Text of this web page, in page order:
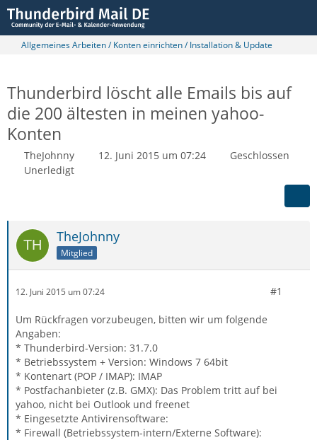
Allgemeines Arbeiten / Konten einrichten / Installation & Update
Thunderbird löscht alle Emails bis auf
die 200 ältesten in meinen yahoo-
Konten
TheJohnny 12. Juni 2015 um 07:24
Geschlossen
Unerledigt
TheJohnny
Mitglied
12. Juni 2015 um 07:24 #1
Um Rückfragen vorzubeugen, bitten wir um folgende
Angaben:
* Thunderbird-Version: 31.7.0
* Betriebssystem + Version: Windows 7 64bit
* Kontenart (POP / IMAP): IMAP
* Postfachanbieter (z.B. GMX): Das Problem tritt auf bei
yahoo, nicht bei Outlook und freenet
* Eingesetzte Antivirensoftware:
* Firewall (Betriebssystem-intern/Externe Software):